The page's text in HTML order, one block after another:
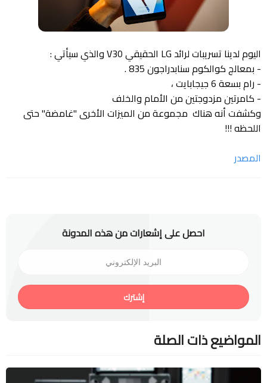
اليوم لدينا تسريبات لرائد LG الحقيقي V30 والذي سيأتي :
- بمعالج كوالكوم سنابدراجون 835 .
- رام بسعة 6 جيجابايت ،
- كامرتين مزدوجتين من الأمام والخلف
وكشفت أنه هناك مجموعة من الميزات الأخرى "غامضة" حتى
اللحظه !!!
المصدر
احصل على إشعارات من هذه المدونة
إشترك
المواضيع ذات الصلة